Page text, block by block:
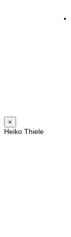
×
Heiko Thiele